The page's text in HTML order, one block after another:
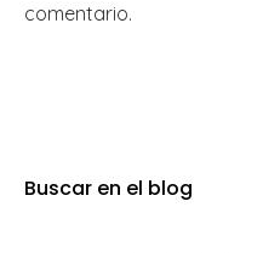
comentario.
Buscar en el blog